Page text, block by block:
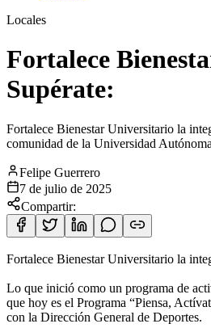
Locales
Fortalece
Supérate:
Fortalece Bienestar Universitario la
comunidad de la Universidad
Felipe Guerrero
7 de julio de 2025
Compartir:
Fortalece Bienestar Universitario la
Lo que inició como un programa de
que hoy es el Programa “Piensa,
con la Dirección General de Deportes.